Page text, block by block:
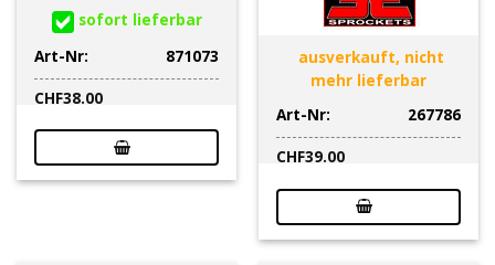
sofort lieferbar
Art-Nr:
871073
CHF38.00
ausverkauft, nicht
mehr lieferbar
Art-Nr:
267786
CHF39.00